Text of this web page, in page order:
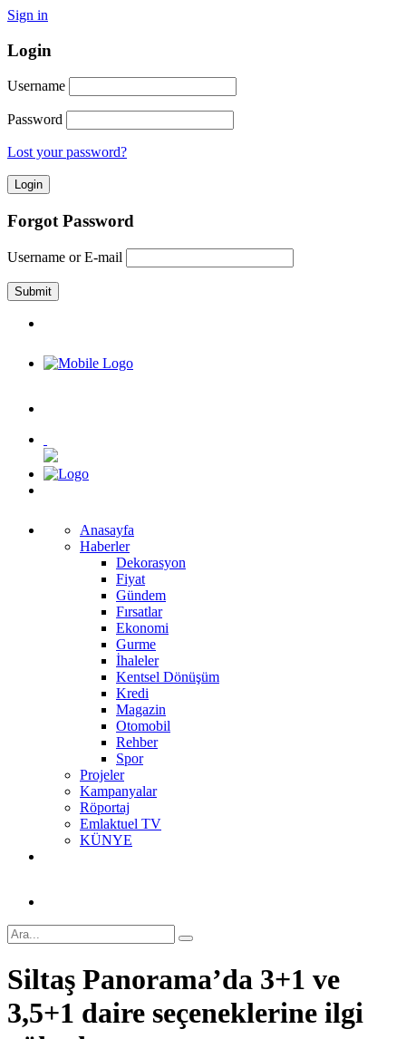
Sign in
Login
Username
Password
Lost your password?
Forgot Password
Username or E-mail
Anasayfa
Haberler
Dekorasyon
Fiyat
Gündem
Fırsatlar
Ekonomi
Gurme
İhaleler
Kentsel Dönüşüm
Kredi
Magazin
Otomobil
Rehber
Spor
Projeler
Kampanyalar
Röportaj
Emlaktuel TV
KÜNYE
Siltaş Panorama’da 3+1 ve
3,5+1 daire seçeneklerine ilgi